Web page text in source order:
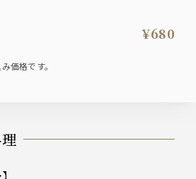
¥680
価格です。
理